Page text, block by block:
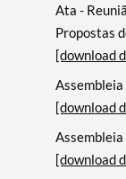
Ata -
Propostas
[download
[download
[download